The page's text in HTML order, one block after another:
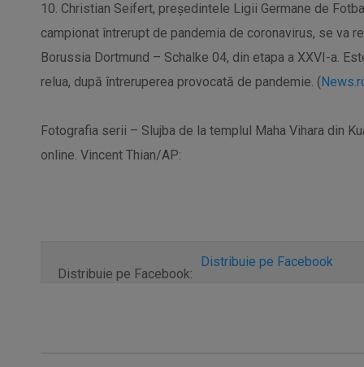
10. Christian Seifert, preşedintele Ligii Germane de
campionat întrerupt de pandemia de coronavirus, se va
Borussia Dortmund – Schalke 04, din etapa a XXVI-a.
relua, după întreruperea provocată de pandemie. (
Fotografia serii – Slujba de la templul Maha Vihara din
online. Vincent Thian/AP:
Distribuie pe Facebook:
Distribuie pe Facebook